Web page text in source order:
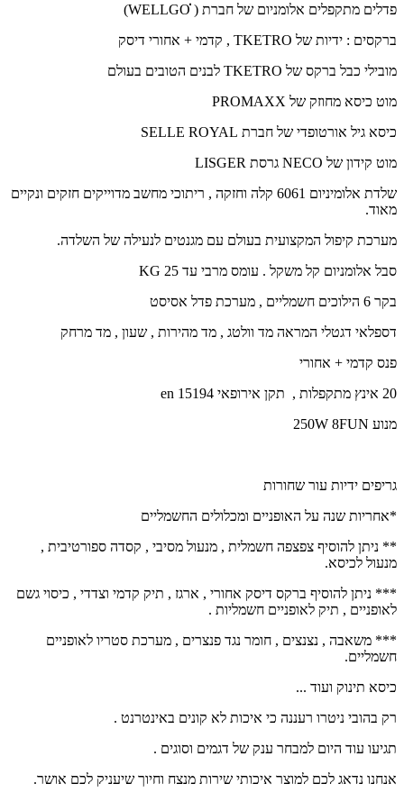
פדלים מתקפלים אלומניום של חברת ( ׂWELLGOׁׁׁׁׂׂׂׂ)
ברקסים : ידיות של TKETRO , קדמי + אחורי דיסק
מובילי כבל ברקס של TKETRO לבנים הטובים בעולם
מוט כיסא מחוזק של PROMAXX
כיסא גיל אורטופדי של חברת SELLE ROYAL
מוט קידון של NECO גרסת LISGER
שלדת אלומיניום 6061 קלה וחזקה , ריתוכי מחשב מדוייקים חזקים ונקיים
מאוד.
מערכת קיפול המקצועית בעולם עם מגנטים לנעילה של השלדה.
סבל אלומניום קל משקל . עומס מרבי עד 25 KG
בקר 6 הילוכים חשמליים , מערכת פדל אסיסט
דספלאי דגטלי המראה מד וולטג , מד מהירות , שעון , מד מרחק
פנס קדמי + אחורי
20 אינץ מתקפלות , תקן אירופאי en 15194
מנוע 250W 8FUN
גריפים ידיות עור שחורות
*אחריות שנה על האופניים ומכלולים החשמליים
** ניתן להוסיף צפצפה חשמלית , מנעול מסיבי , קסדה ספורטיבית ,
מנעול לכיסא.
*** ניתן להוסיף ברקס דיסק אחורי , ארגז , תיק קדמי וצדדי , כיסוי גשם
לאופניים , תיק לאופניים חשמליות .
*** משאבה , נצנצים , חומר נגד פנצרים , מערכת סטריו לאופניים
חשמליים.
כיסא תינוק ועוד ...
רק בהובי ניטרו רעננה כי איכות לא קונים באינטרנט .
תגיעו עוד היום למבחר ענק של דגמים וסוגים .
אנחנו נדאג לכם למוצר איכותי שירות מנצח וחיוך שיעניק לכם אושר.